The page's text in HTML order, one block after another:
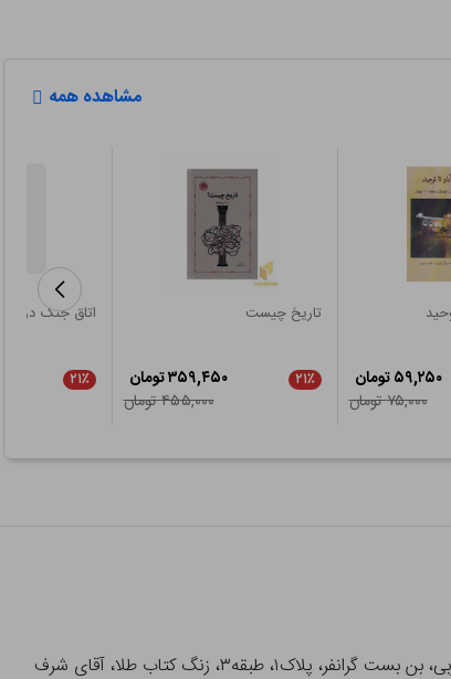
مشاهده همه
۵۹,۲۵۰ تومان
۷۵,۰۰۰ تومان
تاریخ چیست
۲۱٪
۳۵۹,۴۵۰ تومان
۴۵۵,۰۰۰ تومان
اتاق جنگ در
۲۱٪
آدرس تحویل حضوری سفارشات: میدان انقلاب، خیابان انقلاب، خیابان ۱۲ فروردین، خیابان شهدای ژاندارمری غربی، بن بست گرانفر، پلاک۱، طبقه۳، زنگ کتاب طلا، آقای شرف